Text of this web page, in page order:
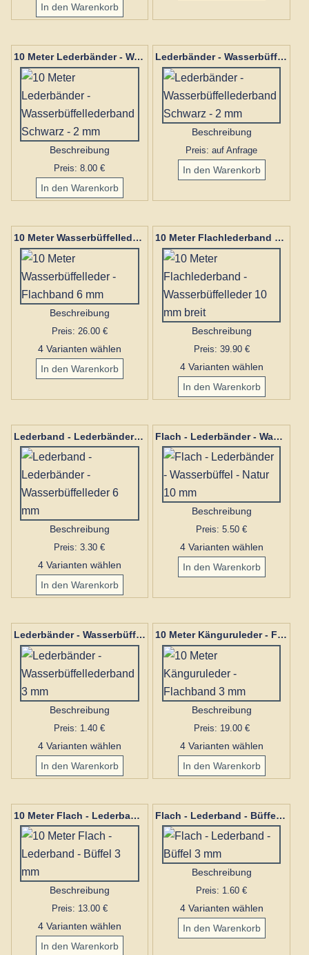
10 Meter Lederbänder - Wasserbüffellederband Schwarz - 2 mm
Beschreibung
Preis: 8.00 €
Lederbänder - Wasserbüffellederband Schwarz - 2 mm
Beschreibung
Preis: auf Anfrage
10 Meter Wasserbüffelleder - Flachband 6 mm
Beschreibung
Preis: 26.00 €
4 Varianten wählen
10 Meter Flachlederband - Wasserbüffelleder 10 mm breit
Beschreibung
Preis: 39.90 €
4 Varianten wählen
Lederband - Lederbänder - Wasserbüffelleder 6 mm
Beschreibung
Preis: 3.30 €
4 Varianten wählen
Flach - Lederbänder - Wasserbüffel - Natur 10 mm
Beschreibung
Preis: 5.50 €
4 Varianten wählen
Lederbänder - Wasserbüffellederband 3 mm
Beschreibung
Preis: 1.40 €
4 Varianten wählen
10 Meter Känguruleder - Flachband 3 mm
Beschreibung
Preis: 19.00 €
4 Varianten wählen
10 Meter Flach - Lederband - Büffel 3 mm
Beschreibung
Preis: 13.00 €
4 Varianten wählen
Flach - Lederband - Büffel 3 mm
Beschreibung
Preis: 1.60 €
4 Varianten wählen